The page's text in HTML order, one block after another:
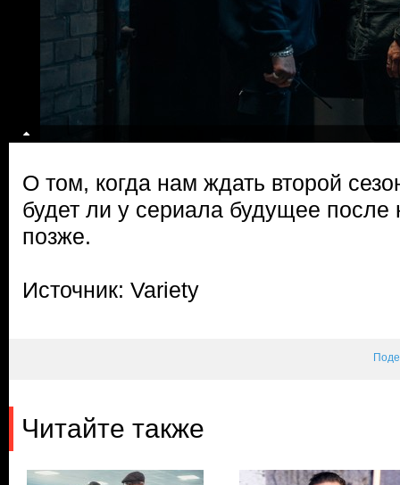
О том, когда нам ждать второй
будет ли у сериала будущее после
позже.
Источник: Variety
Читайте также